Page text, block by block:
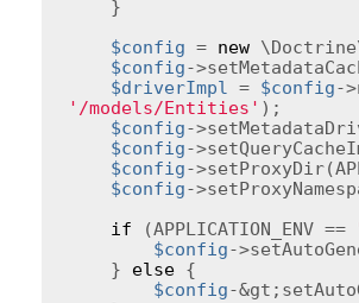
$config = new
$config-
$driverImpl = $config
'/models/Entities' );
$config-
$config-
$config-
$config-
if (APPLICATION_ENV ==
$config-
    }
else {
$config-